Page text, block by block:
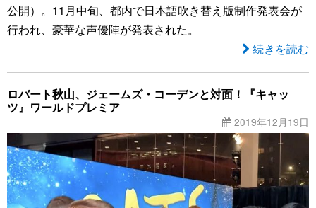
公開）。11月中旬、都内で日本語吹き替え版制作発表会が
行われ、豪華な声優陣が発表された。
続きを読む
ロバート秋山、ジェームズ・コーデンと対面！『キャッ
ツ』ワールドプレミア
2019年12月19日